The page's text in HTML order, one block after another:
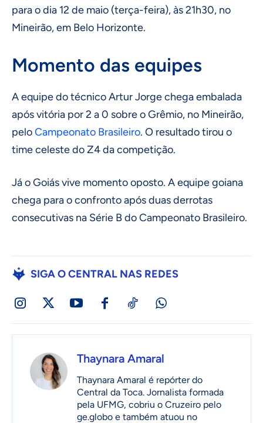
para o dia 12 de maio (terça-feira), às 21h30, no
Mineirão, em Belo Horizonte.
Momento das equipes
A equipe do técnico Artur Jorge chega embalada
após vitória por 2 a 0 sobre o Grêmio, no Mineirão,
peloCampeonato Brasileiro. O resultado tirou o
time celeste do Z4 da competição.
Já o Goiás vive momento oposto. A equipe goiana
chega para o confronto após duas derrotas
consecutivas na Série B do Campeonato Brasileiro.
SIGA O CENTRAL NAS REDES
Thaynara Amaral
Thaynara Amaral é repórter do
Central da Toca. Jornalista formada
pela UFMG, cobriu o Cruzeiro pelo
ge.globo e também atuou no